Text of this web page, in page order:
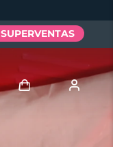
SUPERVENTAS